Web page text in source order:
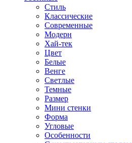
Стиль
Классические
Современные
Модерн
Хай-тек
Цвет
Белые
Венге
Светлые
Темные
Размер
Мини стенки
Форма
Угловые
Особенности